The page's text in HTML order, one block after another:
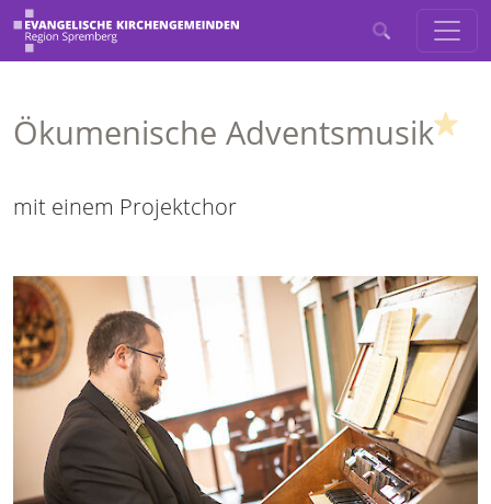
Ökumenische Adventsmusik
mit einem Projektchor